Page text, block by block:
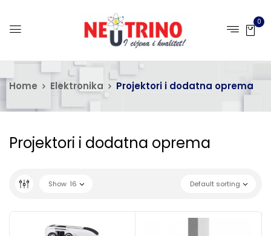
0
Home Elektronika Projektori i dodatna oprema
Projektori i dodatna oprema
Default sorting
Show 16